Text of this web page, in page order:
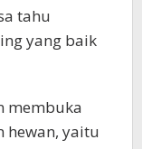
tahu
yang baik
membuka
hewan, yaitu